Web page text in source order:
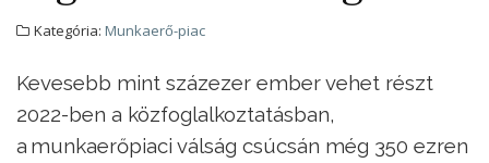
Kategória: Munkaerő-piac
Kevesebb mint százezer ember vehet részt
2022-ben a közfoglalkoztatásban,
a munkaerőpiaci válság csúcsán még 350 ezren